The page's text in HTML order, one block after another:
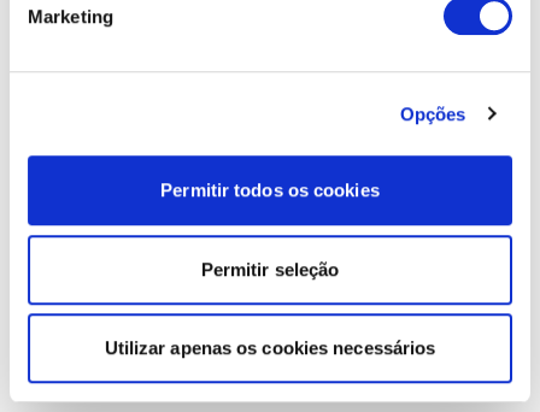
Marketing
Opções
Permitir todos os cookies
Permitir seleção
Utilizar apenas os cookies necessários